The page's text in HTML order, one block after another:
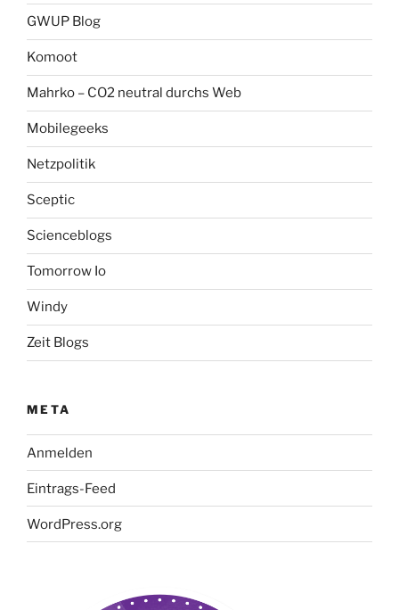
GWUP Blog
Komoot
Mahrko – CO2 neutral durchs Web
Mobilegeeks
Netzpolitik
Sceptic
Scienceblogs
Tomorrow Io
Windy
Zeit Blogs
META
Anmelden
Eintrags-Feed
WordPress.org